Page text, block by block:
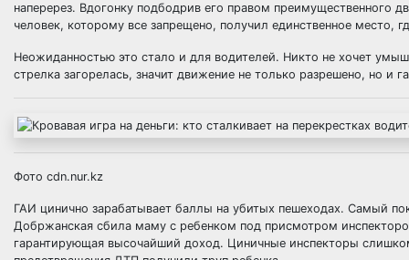
наперерез. Вдогонку подбодрив его правом преимущественного
человек, которому все запрещено, получил единственное
Неожиданностью это стало и для водителей. Никто не хочет
стрелка загорелась, значит движение не только разрешено, но и
Фото cdn.nur.kz
ГАИ цинично зарабатывает баллы на убитых пешеходах. Самый
Добржанская сбила маму с ребенком под присмотром
гарантирующая высочайший доход. Циничные инспекторы